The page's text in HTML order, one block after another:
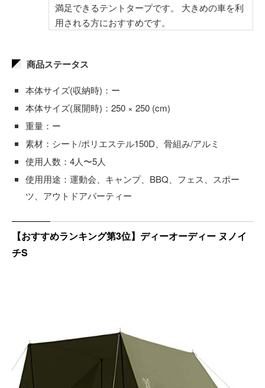
満足できるテントタープです。 大きめの車を利
用される方におすすめです。
商品ステータス
本体サイズ(収納時)：ー
本体サイズ(展開時)：250 × 250 (cm)
重量：ー
素材：シート/ポリエステル150D、骨組み/アルミ
使用人数：4人〜5人
使用用途：運動会、キャンプ、BBQ、フェス、スポー
ツ、アウトドアパーティー
【おすすめランキング第3位】ディーオーディー ヌノイ
チS